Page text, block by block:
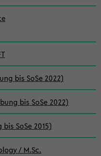
bis SoSe 2022)
bis SoSe 2022)
SoSe 2015)
/ M.Sc.